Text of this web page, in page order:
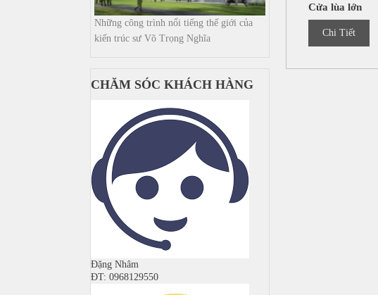
Những công trình nổi tiếng thế giới của
kiến trúc sư Võ Trọng Nghĩa
CHĂM SÓC KHÁCH HÀNG
Đặng Nhâm
ĐT: 0968129550
Cửa lùa lớn
Chi Tiết